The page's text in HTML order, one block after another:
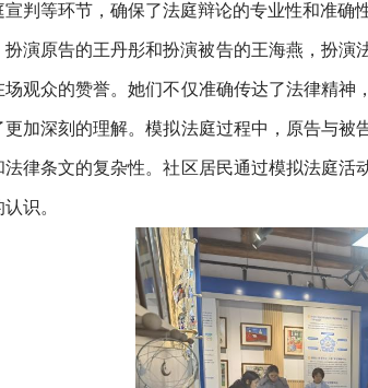
宣判等环节，确保了法庭辩论的专业性和准确性
扮演原告的王丹彤和扮演被告的王海燕，扮演
场观众的赞誉。她们不仅准确传达了法律精
更加深刻的理解。模拟法庭过程中，原告与
法律条文的复杂性。社区居民通过模拟法庭活
识。